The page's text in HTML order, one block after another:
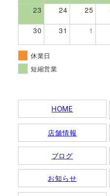
HOME
店舗情報
ブログ
お知らせ
23 24 25
30 31 1
休業日
短縮営業